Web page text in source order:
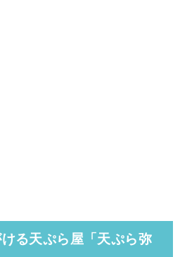
る天ぷら屋「天ぷら弥